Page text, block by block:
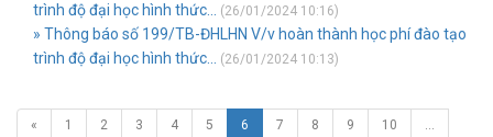
trình độ đại học hình thức...
(26/01/2024 10:16)
» Thông báo số 199/TB-ĐHLHN V/v hoàn thành học phí đào tạo
trình độ đại học hình thức...
(26/01/2024 10:13)
« 1 2 3 4 5 6 7 8 9 10 …